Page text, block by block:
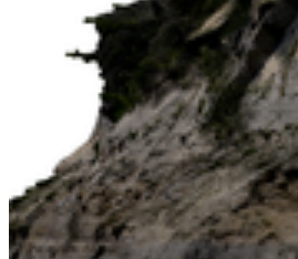
Der Große Stein von
Der Große Stein ist ein Findling am
Zahlreiche Legenden ranken sich um
dieser Erzählungen ist der Stein Zeugnis
Weiterlesen
Continue Reading
Kontynuuj czytanie